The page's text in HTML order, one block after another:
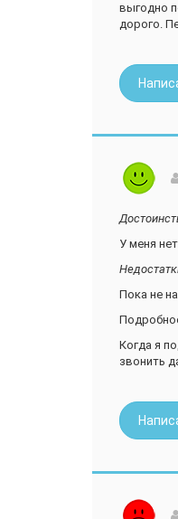
выгодно
дорого.
У меня
Пока не
Когда я
звонить